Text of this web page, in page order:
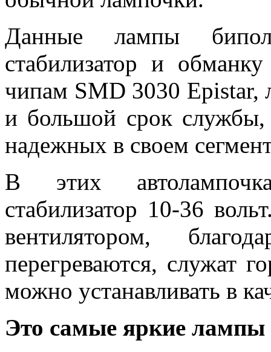
Данные лампы
стабилизатор и
чипам SMD 3030
и большой срок
надежных в своем
В этих
стабилизатор 10-36
вентилятором,
перегреваются, служат
можно устанавливать в
Это самые яркие лампы